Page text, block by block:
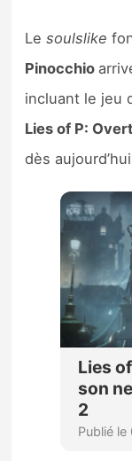
Lesoulslike
Pinocchio
incluant le jeu
Lies of P:
dès